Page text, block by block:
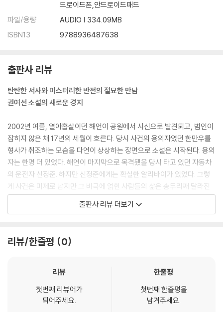
드로이드폰,안드로이드패드
파일/용량
AUDIO | 334.09MB
ISBN13
9788936487638
출판사 리뷰
탄탄한 서사와 미스터리한 반전의 절묘한 만남
권여선 소설의 새로운 경지
2002년 여름, 열아홉살이던 해언이 공원에서 시신으로 발견되고, 범인이
잡히지 않은 채 17년의 세월이 흐른다. 당시 사건의 용의자였던 한만우를
형사가 취조하는 모습을 다언이 상상하는 장면으로 소설은 시작된다. 용의
자는 한명 더 있었다. 해언이 마지막으로 목격됐을 당시 타고 있던 자동차
의 운전자 신정준. 하지만 신정준에게는 확실한 알리바이가 있었다. 그렇
게 사건은 미제로 남지만 그 비극에 얽힌 사람들의 삶은 송두리째 달라진
다. 살인사건으로 시작되는 권여선의 네번째 장편소설 『레몬』은 지금까지
권여선이 보여주었던 소설들과 확연히 구분된다. 이 매력적인 미스터리 서
거의 종처럼 당당당당 웃던 아이”였지만 사건 이후 “이상한 이미지들이 마
뒤에야 사건의 주요 용의자였던 한만우를 찾아가겠다는 결심이 선다. 이
작품이 발표된 2016년 문학평론가 정홍수가 “김다언이 한만우 집에 들어
출판사 리뷰 더보기
리뷰/한줄평 0
리뷰
첫번째 리뷰어가
되어주세요.
한줄평
첫번째 한줄평을
남겨주세요.